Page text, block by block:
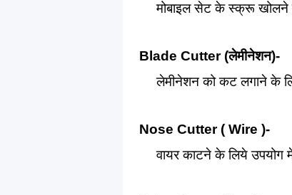
मोबाइल सेट के स्क्रू
Blade Cutter (लेमीनेशन)-
लेमीनेशन को कट लगाने के
Nose Cutter ( Wire )-
वायर काटने के लिये उपयोग